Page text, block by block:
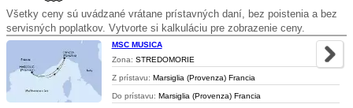
Všetky ceny sú uvádzané vrátane prístavných daní, bez poistenia a bez
servisných poplatkov. Vytvorte si kalkuláciu pre zobrazenie ceny.
MSC MUSICA
Zona: STREDOMORIE
Z prístavu: Marsiglia (Provenza) Francia
Do prístavu: Marsiglia (Provenza) Francia